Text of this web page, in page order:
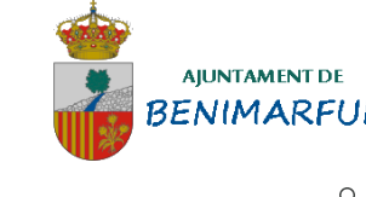
contenido